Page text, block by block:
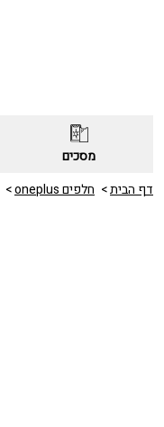
מסכים
דף הבית
חלפים oneplus